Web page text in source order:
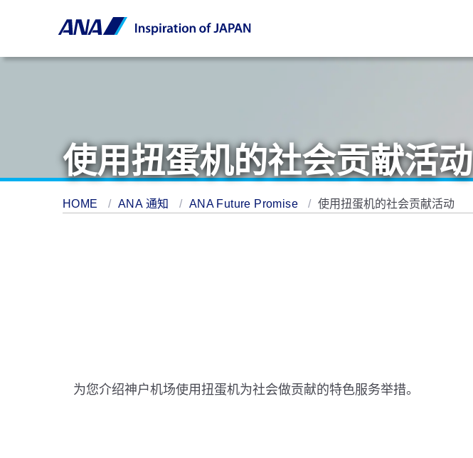
使用扭蛋机的社会贡献活动
HOME ANA 通知 ANA Future Promise 使用扭蛋机的社会贡献活动
为您介绍神户机场使用扭蛋机为社会做贡献的特色服务举措。